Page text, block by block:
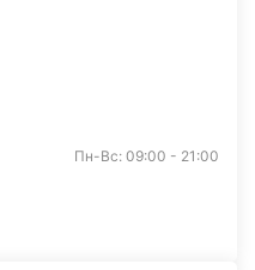
Пн-Вс: 09:00 - 21:00